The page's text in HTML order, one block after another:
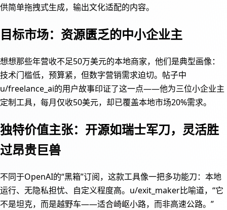
供简单拖拽式生成，输出文化适配的内容。
目标市场：资源匮乏的中小企业主
想想那些年营收不足50万美元的本地商家，他们是典型画像：
技术门槛低，预算紧，但数字营销需求迫切。帖子中
u/freelance_ai的用户故事印证了这一点——他为三位小企业主
定制工具，每月仅收50美元，却已覆盖本地市场20%需求。
独特价值主张：开源如瑞士军刀，灵活胜
过昂贵巨兽
不同于OpenAI的“黑箱”订阅，这款工具像一把多功能刀：本地
运行、无隐私担忧、自定义程度高。u/exit_maker比喻道，“它
不是坦克，而是越野车——适合崎岖小路，而非高速公路。”